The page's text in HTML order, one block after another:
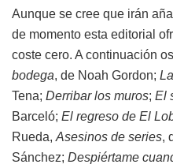
Aunque se cree que irán
de momento esta editorial
coste cero. A continuación
bodega, de Noah Gordon;
Tena; Derribar los muros; El
Barceló; El regreso de El
Rueda, Asesinos de series,
Sánchez; Despiértame